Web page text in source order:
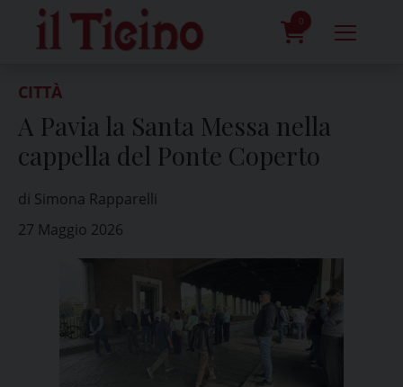
content
0
CITTÀ
A Pavia la Santa Messa nella
cappella del Ponte Coperto
di Simona Rapparelli
27 Maggio 2026